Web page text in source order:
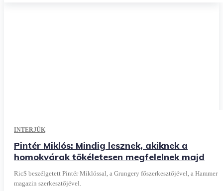
INTERJÚK
Pintér Miklós: Mindig lesznek, akiknek a
homokvárak tökéletesen megfelelnek majd
Ric$ beszélgetett Pintér Miklóssal, a Grungery főszerkesztőjével, a Hammer
magazin szerkesztőjével.